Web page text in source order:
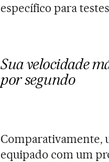
específico para
Sua velocidade
por segundo
Comparativamente,
equipado com um